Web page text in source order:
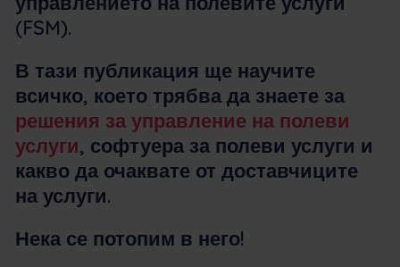
(FSM).
В тази публикация ще научите
всичко, което трябва да знаете за
решения за управление на полеви
услуги, софтуера за полеви услуги и
какво да очаквате от доставчиците
на услуги.
Нека се потопим в него!